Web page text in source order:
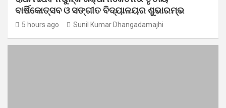
ବାର୍ଷିକୋତ୍ସବ ଓ ସଙ୍ଗୀତ ବିଦ୍ୟାଳୟର ଶୁଭାରମ୍ଭ
5 hours ago Sunil Kumar Dhangadamajhi